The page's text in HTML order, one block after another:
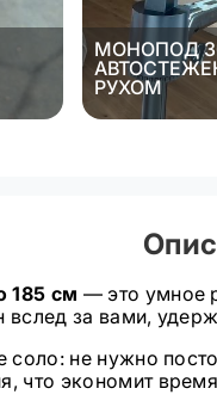
МОНОПОД
РУХОМ
185 см — это умное
за вами,
не нужно
что экономит